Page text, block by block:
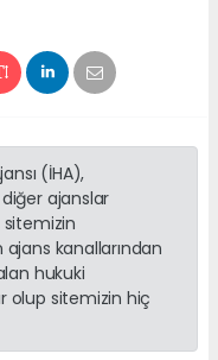
(İHA),
ajanslar
kanallarından
hukuki
olup sitemizin hiç